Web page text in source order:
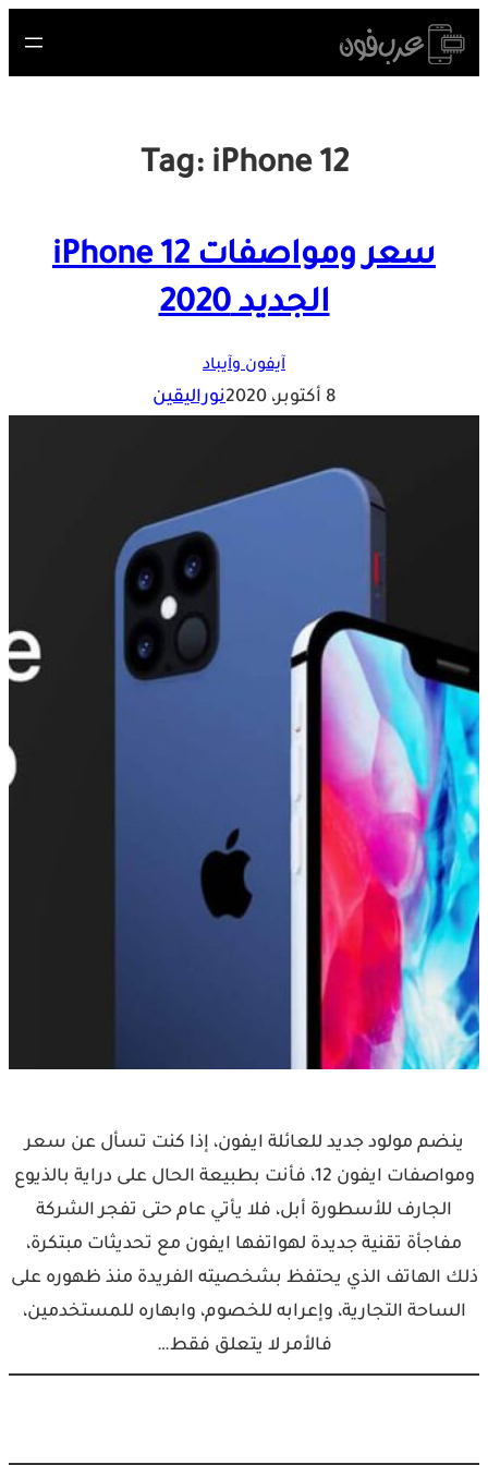
Skip
to
Tag: iPhone 12
سعر ومواصفات iPhone 12
الجديد 2020
آيفون وآيباد
8 أكتوبر، 2020 نوراليقين
ينضم مولود جديد للعائلة ايفون، إذا كنت تسأل عن سعر
ومواصفات ايفون 12، فأنت بطبيعة الحال على دراية بالذيوع
الجارف للأسطورة أبل، فلا يأتي عام حتى تفجر الشركة
مفاجأة تقنية جديدة لهواتفها ايفون مع تحديثات مبتكرة،
ذلك الهاتف الذي يحتفظ بشخصيته الفريدة منذ ظهوره على
الساحة التجارية، وإعرابه للخصوم، وابهاره للمستخدمين،
فالأمر لا يتعلق فقط…